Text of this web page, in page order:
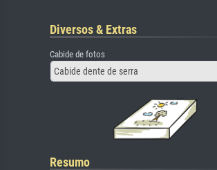
Diversos & Extras
Cabide de fotos
Cabide dente de serra
Resumo